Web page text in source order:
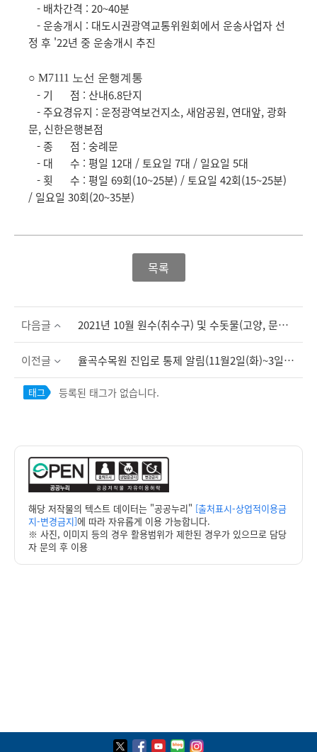
- 배차간격 : 20~40분
- 운송개시 : 대도시권광역교통위원회에서 운송사업자 선
정 후 '22년 중 운송개시 추진
○ M7111 노선 운행계통
- 기 점 : 산내6.8단지
- 주요경유지 : 운정광역보건지소, 새암공원, 연대앞, 광화
문, 신한은행본점
- 종 점 : 숭례문
- 대 수 : 평일 12대 / 토요일 7대 / 일요일 5대
- 횟 수 : 평일 69회(10~25분) / 토요일 42회(15~25분)
/ 일요일 30회(20~35분)
목록
다음글 2021년 10월 원수(취수구) 및 수돗물(고양, 문산) 수질검사 결과입니다.
이전글 율곡수목원 진입로 통제 알림(11월2일(화)~3일(수))
태그 등록된 태그가 없습니다.
해당 저작물의 텍스트 데이터는 "공공누리" [출처표시-상업적이용금
지-변경금지]에 따라 자유롭게 이용 가능합니다.
※ 사진, 이미지 등의 경우 활용범위가 제한된 경우가 있으므로 담당
자 문의 후 이용